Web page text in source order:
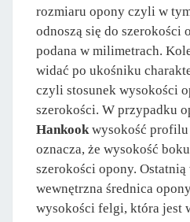
rozmiaru opony czyli w
odnoszą się do szerokości
podana w milimetrach.
widać po ukośniku
czyli stosunek wysokości
szerokości. W przypadku
Hankook wysokość
oznacza, że wysokość
szerokości opony.
wewnętrzna średnica
wysokości felgi, która jest